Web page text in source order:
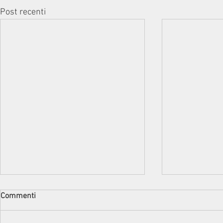
Post recenti
Commenti